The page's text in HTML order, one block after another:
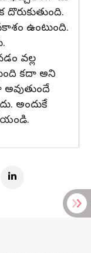
ఉంటుంది.
వల్ల
కదా అని
అందుకే